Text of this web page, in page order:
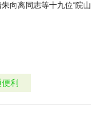
向离同志等十九位“院山
利